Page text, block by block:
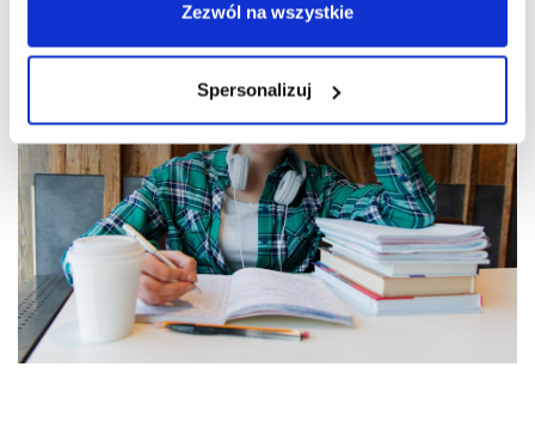
Zezwól na wszystkie
Spersonalizuj